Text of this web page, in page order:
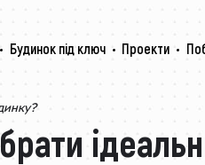
Будинок під ключ Проекти